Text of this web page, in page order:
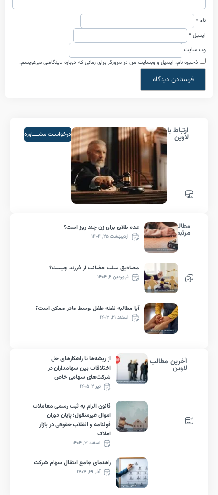
ایمیل و وبسایت من در مرورگر برای زمانی که دوباره دیدگاهی می‌نویسم.
درخواسـت مشــــاوره
عده طلاق برای زن چند روز است؟
اردیبهشت ۲۵, ۱۴۰۴
مصادیق سلب حضانت از فرزند چیست؟
فروردین ۶, ۱۴۰۴
آیا مطالبه نفقه طفل توسط مادر ممکن است؟
اسفند ۲۱, ۱۴۰۳
مطالب
از ریشه‌ها تا راهکارهای حل
اختلافات بین سهامداران در
شرکت‌های سهامی خاص
تیر ۲, ۱۴۰۵
قانون الزام به ثبت رسمی معاملات
اموال غیرمنقول؛ پایان دوران
قولنامه و انقلاب حقوقی در بازار
املاک
راهنمای جامع انتقال سهام شرکت
آذر ۲۹, ۱۴۰۴